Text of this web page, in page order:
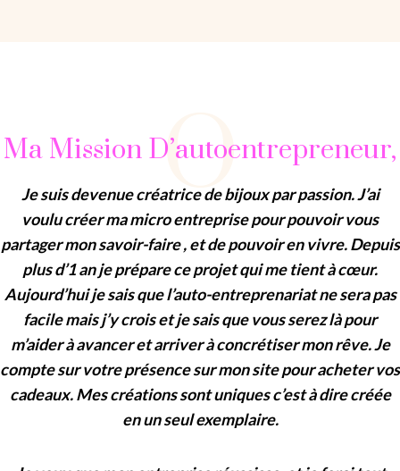
O
Ma Mission D’autoentrepreneur,
Je suis devenue créatrice de bijoux par passion. J’ai
voulu créer ma micro entreprise pour pouvoir vous
partager mon savoir-faire , et de pouvoir en vivre. Depuis
plus d’1 an je prépare ce projet qui me tient à cœur.
Aujourd’hui je sais que l’auto-entreprenariat ne sera pas
facile mais j’y crois et je sais que vous serez là pour
m’aider à avancer et arriver à concrétiser mon rêve. Je
compte sur votre présence sur mon site pour acheter vos
cadeaux. Mes créations sont uniques c’est à dire créée
en un seul exemplaire.